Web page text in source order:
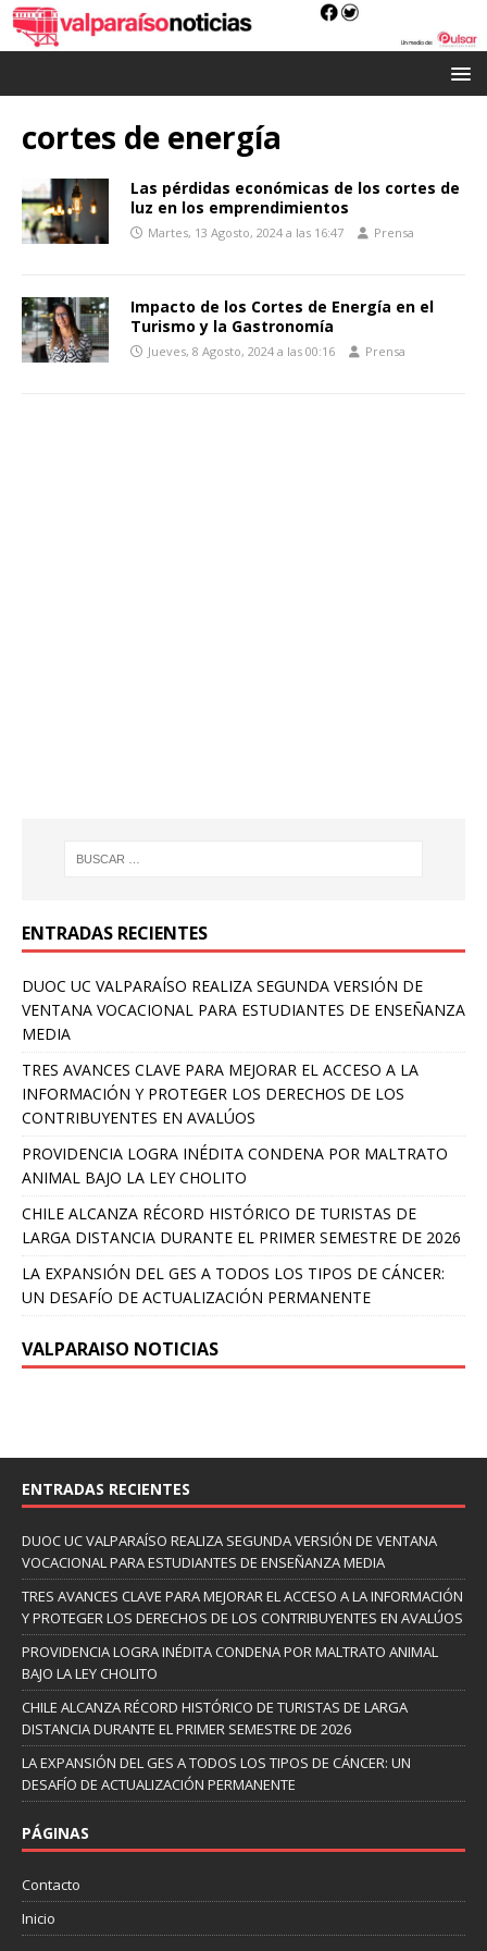
cortes de energía
Las pérdidas económicas de los cortes de
luz en los emprendimientos
Martes, 13 Agosto, 2024 a las 16:47 Prensa
Impacto de los Cortes de Energía en el
Turismo y la Gastronomía
Jueves, 8 Agosto, 2024 a las 00:16 Prensa
ENTRADAS RECIENTES
DUOC UC VALPARAÍSO REALIZA SEGUNDA VERSIÓN DE
VENTANA VOCACIONAL PARA ESTUDIANTES DE ENSEÑANZA
MEDIA
TRES AVANCES CLAVE PARA MEJORAR EL ACCESO A LA
INFORMACIÓN Y PROTEGER LOS DERECHOS DE LOS
CONTRIBUYENTES EN AVALÚOS
PROVIDENCIA LOGRA INÉDITA CONDENA POR MALTRATO
ANIMAL BAJO LA LEY CHOLITO
CHILE ALCANZA RÉCORD HISTÓRICO DE TURISTAS DE
LARGA DISTANCIA DURANTE EL PRIMER SEMESTRE DE 2026
LA EXPANSIÓN DEL GES A TODOS LOS TIPOS DE CÁNCER:
UN DESAFÍO DE ACTUALIZACIÓN PERMANENTE
VALPARAISO NOTICIAS
ENTRADAS RECIENTES
DUOC UC VALPARAÍSO REALIZA SEGUNDA VERSIÓN DE VENTANA
VOCACIONAL PARA ESTUDIANTES DE ENSEÑANZA MEDIA
TRES AVANCES CLAVE PARA MEJORAR EL ACCESO A LA INFORMACIÓN
Y PROTEGER LOS DERECHOS DE LOS CONTRIBUYENTES EN AVALÚOS
PROVIDENCIA LOGRA INÉDITA CONDENA POR MALTRATO ANIMAL
BAJO LA LEY CHOLITO
CHILE ALCANZA RÉCORD HISTÓRICO DE TURISTAS DE LARGA
DISTANCIA DURANTE EL PRIMER SEMESTRE DE 2026
LA EXPANSIÓN DEL GES A TODOS LOS TIPOS DE CÁNCER: UN
DESAFÍO DE ACTUALIZACIÓN PERMANENTE
PÁGINAS
Contacto
Inicio